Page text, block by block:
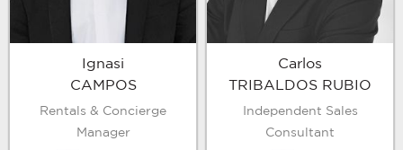
Ignasi
CAMPOS
Rentals & Concierge
Manager
Carlos
TRIBALDOS RUBIO
Independent Sales
Consultant